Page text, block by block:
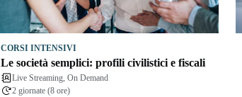
CORSI INTENSIVI
Le società semplici: profili civilistici e fiscali
Live Streaming, On Demand
2 giornate (8 ore)